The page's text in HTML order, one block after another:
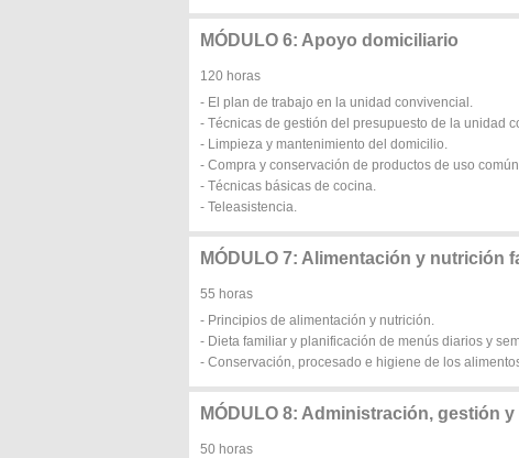
MÓDULO 6: Apoyo domiciliario
120 horas
- El plan de trabajo en la unidad convivencial.
- Técnicas de gestión del presupuesto de la unidad
- Limpieza y mantenimiento del domicilio.
- Compra y conservación de productos de uso
- Técnicas básicas de cocina.
- Teleasistencia.
MÓDULO 7: Alimentación y nutrición
55 horas
- Principios de alimentación y nutrición.
- Dieta familiar y planificación de menús diarios y
- Conservación, procesado e higiene de los
MÓDULO 8: Administración, gestión
50 horas